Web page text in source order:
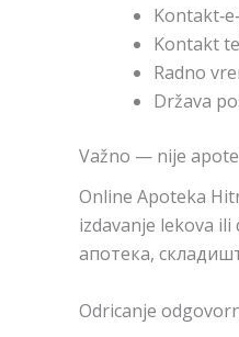
Kontakt
Radno
Država
Važno — nije
Online Apoteka
izdavanje lekova
апотека,
Odricanje